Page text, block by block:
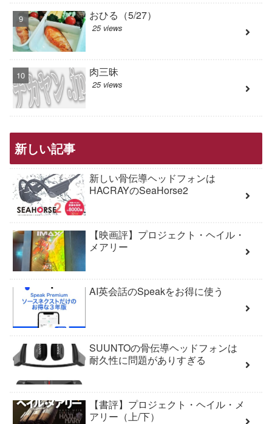
おひる（5/27）
25 views
肉三昧
25 views
新しい記事
新しい骨伝導ヘッドフォンは
HACRAYのSeaHorse2
【映画評】プロジェクト・ヘイル・
メアリー
AI英会話のSpeakをお得に使う
SUUNTOの骨伝導ヘッドフォンは
耐久性に問題がありすぎる
【書評】プロジェクト・ヘイル・メ
アリー（上/下）